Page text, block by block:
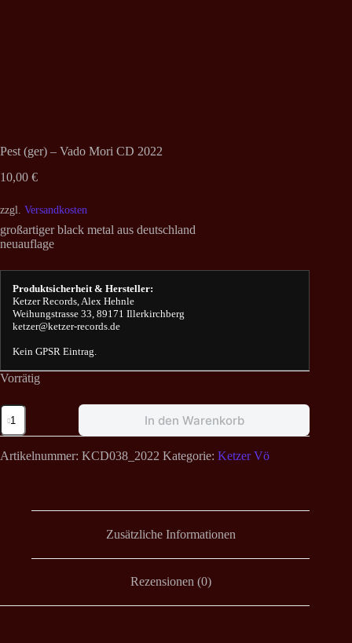
Pest (ger) – Vado Mori CD 2022
10,00 €
zzgl. Versandkosten
großartiger black metal aus deutschland
neuauflage
Produktsicherheit & Hersteller:
Ketzer Records, Alex Hehnle
Weihungstrasse 33, 89171 Illerkirchberg
ketzer@ketzer-records.de
Kein GPSR Eintrag.
Vorrätig
Pest
(ger)
-
Vado
Mori
In den Warenkorb
Artikelnummer: KCD038_2022 Kategorie: Ketzer Vö
Zusätzliche Informationen
Rezensionen (0)